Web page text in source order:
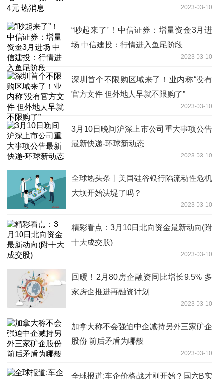
2023-03-10
“吵起来了”！中信证券：增量资金3月进
场 中信建投：行情进入鱼尾阶段
2023-03-10
深圳首个不限购区域来了！业内称“没有
官方文件 但外地人早就不限购了”
2023-03-10
3月10日晚间沪深上市公司重大事项公告
最新快递-环球新动态
2023-03-10
全球热头条丨美国硅谷银行陷流动性危机
大坝开始决堤了吗？
2023-03-10
精彩看点：3月10日北向资金最新动向(附
十大成交股)
2023-03-10
回暖！2月80房企融资同比增长9.5% 多
家房企推进再融资计划
2023-03-10
加拿大称不会强迫中企减持另外三家矿企
股份 前后矛盾为哪般
2023-03-10
全球报道:车企价格战才刚开始？国六B实